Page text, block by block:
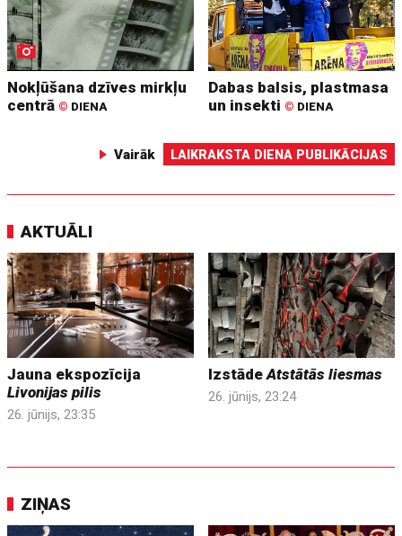
Nokļūšana dzīves mirkļu
centrā © DIENA
Dabas balsis, plastmasa
un insekti © DIENA
Vairāk LAIKRAKSTA DIENA PUBLIKĀCIJAS
AKTUĀLI
Jauna ekspozīcija
Livonijas pilis
26. jūnijs, 23:35
IzstādeAtstātās liesmas
26. jūnijs, 23:24
ZIŅAS